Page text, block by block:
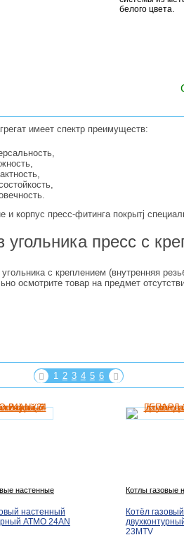
белого цвета.
имеет спектр преимуществ:
и корпус пресс-фитинга покрытj
угольника пресс с
угольника с креплением (внутренняя
осмотрите товар на предмет
1 2 3 4 5 6
настенные
настенный
ATMO 24AN
Котлы газовые
Котёл
23MTV